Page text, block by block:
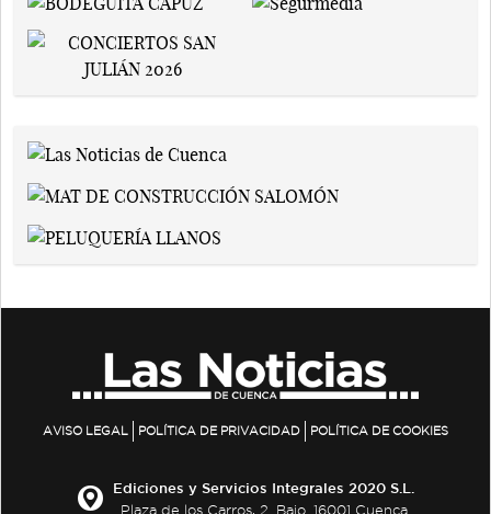
AVISO LEGAL POLÍTICA DE PRIVACIDAD POLÍTICA DE COOKIES
Ediciones y Servicios Integrales 2020 S.L.
Plaza de los Carros, 2. Bajo. 16001 Cuenca